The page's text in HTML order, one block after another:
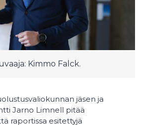
Kimmo Falck.
jäsen ja
Jarno Limnell pitää
raportissa esitettyjä